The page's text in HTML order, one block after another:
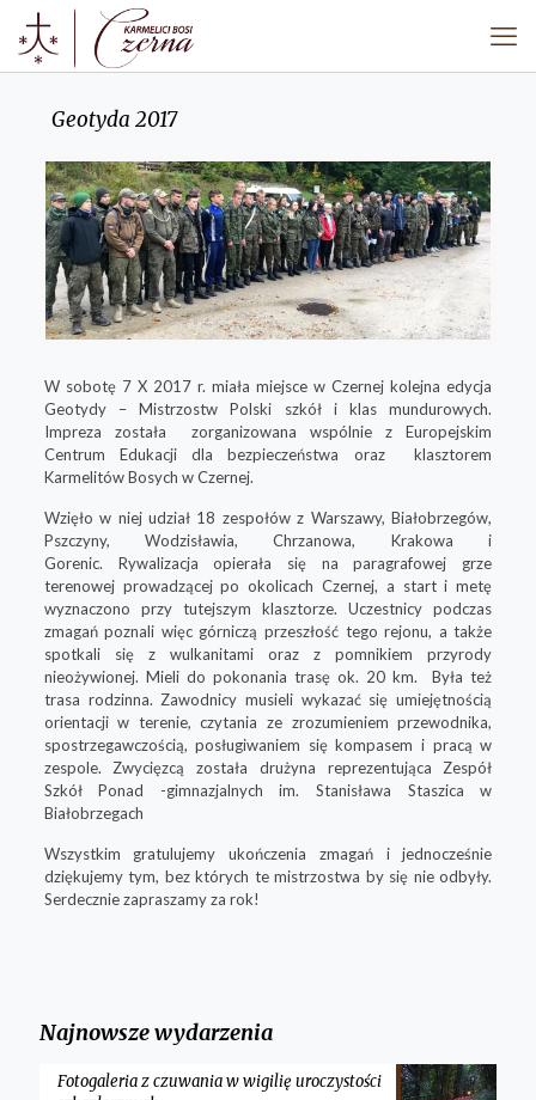
Geotyda 2017
W sobotę 7 X 2017 r. miała miejsce w Czernej kolejna edycja
Geotydy – Mistrzostw Polski szkół i klas mundurowych.
Impreza została zorganizowana wspólnie z Europejskim
Centrum Edukacji dla bezpieczeństwa oraz klasztorem
Karmelitów Bosych w Czernej.
Wzięło w niej udział 18 zespołów z Warszawy, Białobrzegów,
Pszczyny, Wodzisławia, Chrzanowa, Krakowa i
Gorenic. Rywalizacja opierała się na paragrafowej grze
terenowej prowadzącej po okolicach Czernej, a start i metę
wyznaczono przy tutejszym klasztorze. Uczestnicy podczas
zmagań poznali więc górniczą przeszłość tego rejonu, a także
spotkali się z wulkanitami oraz z pomnikiem przyrody
nieożywionej. Mieli do pokonania trasę ok. 20 km. Była też
trasa rodzinna. Zawodnicy musieli wykazać się umiejętnością
orientacji w terenie, czytania ze zrozumieniem przewodnika,
spostrzegawczością, posługiwaniem się kompasem i pracą w
zespole. Zwycięzcą została drużyna reprezentująca Zespół
Szkół Ponad -gimnazjalnych im. Stanisława Staszica w
Białobrzegach
Wszystkim gratulujemy ukończenia zmagań i jednocześnie
dziękujemy tym, bez których te mistrzostwa by się nie odbyły.
Serdecznie zapraszamy za rok!
Najnowsze wydarzenia
Fotogaleria z czuwania w wigilię uroczystości